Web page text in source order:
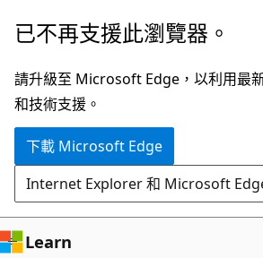
跳
主
要
內
跳
頁
面
內
覽
已不再支援此瀏覽器。
請升級至 Microsoft Edge，以利用最
和技術支援。
下載 Microsoft Edge
Internet Explorer 和 Microsoft
Learn